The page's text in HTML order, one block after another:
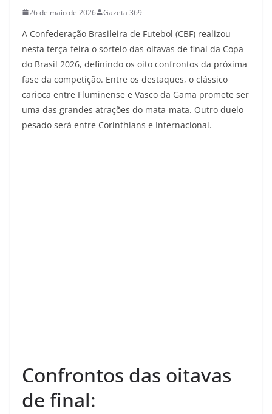
26 de maio de 2026 Gazeta 369
A Confederação Brasileira de Futebol (CBF) realizou
nesta terça-feira o sorteio das oitavas de final da Copa
do Brasil 2026, definindo os oito confrontos da próxima
fase da competição. Entre os destaques, o clássico
carioca entre Fluminense e Vasco da Gama promete ser
uma das grandes atrações do mata-mata. Outro duelo
pesado será entre Corinthians e Internacional.
Confrontos das oitavas
de final: